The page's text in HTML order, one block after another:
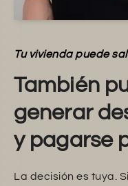
Tu vivienda puede
También
generar
y pagarse
La decisión es tuya.